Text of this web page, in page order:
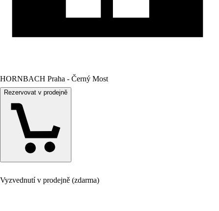
HORNBACH Praha - Černý Most
Rezervovat v prodejně
Vyzvednutí v prodejně (zdarma)